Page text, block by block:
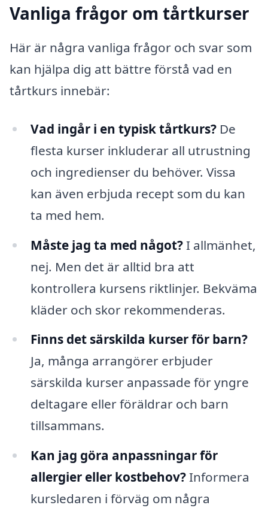
Vanliga frågor om tårtkurser
Här är några vanliga frågor och svar som
kan hjälpa dig att bättre förstå vad en
tårtkurs innebär:
Vad ingår i en typisk tårtkurs?De
flesta kurser inkluderar all utrustning
och ingredienser du behöver. Vissa
kan även erbjuda recept som du kan
ta med hem.
Måste jag ta med något?I allmänhet,
nej. Men det är alltid bra att
kontrollera kursens riktlinjer. Bekväma
kläder och skor rekommenderas.
Finns det särskilda kurser för barn?
Ja, många arrangörer erbjuder
särskilda kurser anpassade för yngre
deltagare eller föräldrar och barn
tillsammans.
Kan jag göra anpassningar för
allergier eller kostbehov?Informera
kursledaren i förväg om några